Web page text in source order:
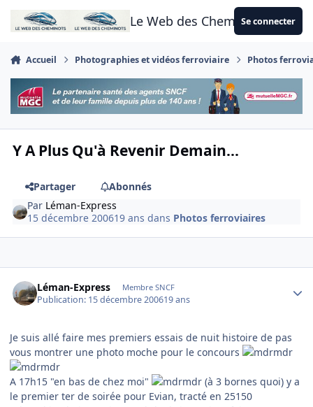
Aller au contenu
Le Web des CheminotsSe connecter
Accueil Photographies et vidéos ferroviaire Photos
Y A Plus Qu'à Revenir Demain...
Partager
Abonnés
Par Léman-Express
15 décembre 200619 ans dans Photos ferroviaires
Léman-Express Membre SNCF
Publication: 15 décembre 200619 ans
Je suis allé faire mes premiers essais de nuit histoire de pas
vous montrer une photo moche pour le concours
A 17h15 "en bas de chez moi"
(à 3 bornes quoi) y a
le premier ter de soirée pour Evian, tracté en 25150